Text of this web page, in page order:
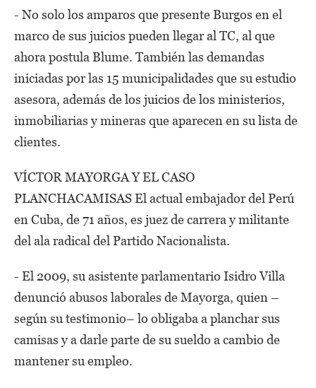
- No solo los amparos que presente Burgos en el
marco de sus juicios pueden llegar al TC, al que
ahora postula Blume. También las demandas
iniciadas por las 15 municipalidades que su estudio
asesora, además de los juicios de los ministerios,
inmobiliarias y mineras que aparecen en su lista de
clientes.
VÍCTOR MAYORGA Y EL CASO
PLANCHACAMISAS El actual embajador del Perú
en Cuba, de 71 años, es juez de carrera y militante
del ala radical del Partido Nacionalista.
- El 2009, su asistente parlamentario Isidro Villa
denunció abusos laborales de Mayorga, quien –
según su testimonio– lo obligaba a planchar sus
camisas y a darle parte de su sueldo a cambio de
mantener su empleo.